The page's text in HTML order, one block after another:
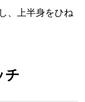
、上半身をひね
チ